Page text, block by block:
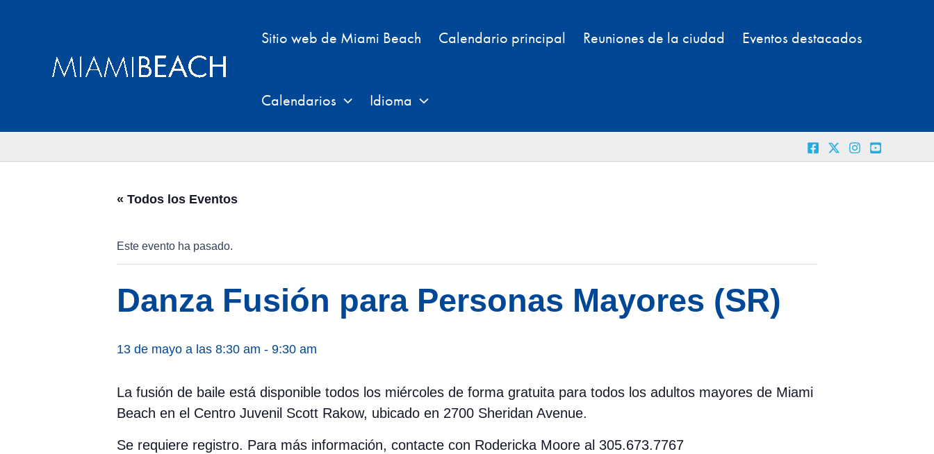
Sitio web de Miami Beach Calendario principal Reuniones de la ciudad Eventos destacados
Calendarios Idioma
« Todos los Eventos
Este evento ha pasado.
Danza Fusión para Personas Mayores (SR)
13 de mayo a las 8:30 am - 9:30 am
La fusión de baile está disponible todos los miércoles de forma gratuita para todos los adultos mayores de Miami
Beach en el Centro Juvenil Scott Rakow, ubicado en 2700 Sheridan Avenue.
Se requiere registro. Para más información, contacte con Rodericka Moore al 305.673.7767